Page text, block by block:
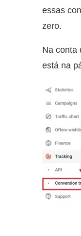
essas
zero.
Na conta
está na